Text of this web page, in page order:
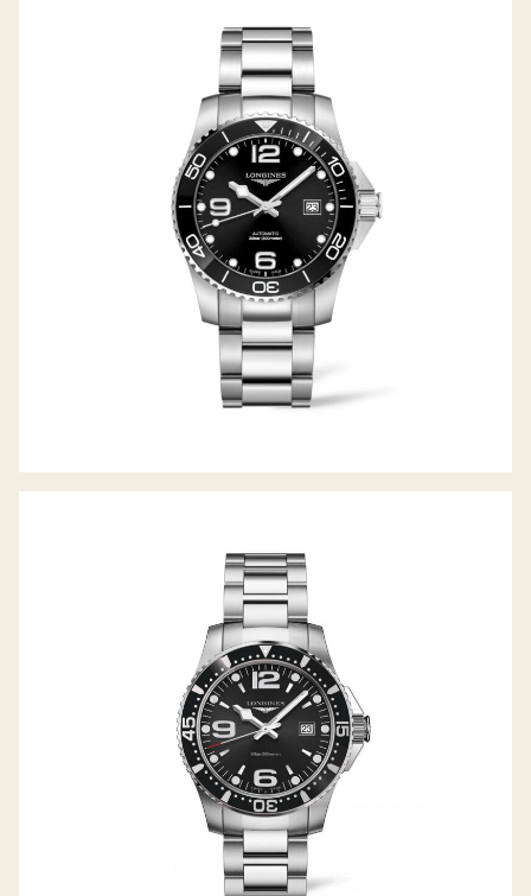
HYDROCONQUEST
HYDROCONQUEST